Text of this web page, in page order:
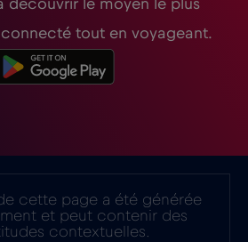
découvrir le moyen le plus
tout en voyageant.
cette page a été générée
et peut contenir des
contextuelles.